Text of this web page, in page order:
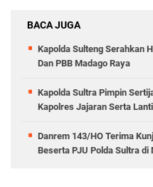
BACA JUGA
Kapolda Sulteng Serahkan
Dan PBB Madago Raya
Kapolda Sultra Pimpin
Kapolres Jajaran Serta
Danrem 143/HO Terima
Beserta PJU Polda Sultra di